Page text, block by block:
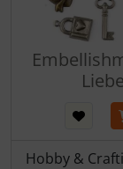
Liebe
Hobby &